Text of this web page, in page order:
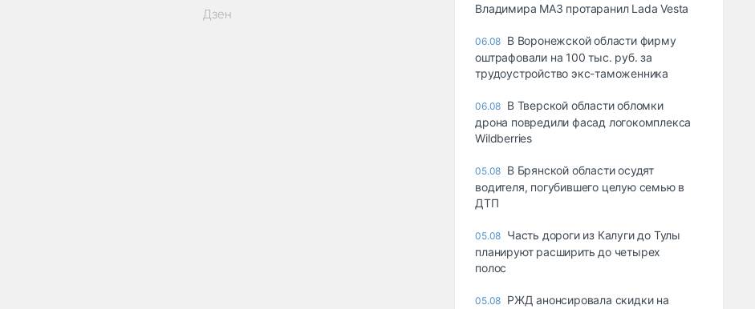
Дзен
Владимира МАЗ протаранил Lada Vesta
06.08 В Воронежской области фирму
оштрафовали на 100 тыс. руб. за
трудоустройство экс-таможенника
06.08 В Тверской области обломки
дрона повредили фасад логокомплекса
Wildberries
05.08 В Брянской области осудят
водителя, погубившего целую семью в
ДТП
05.08 Часть дороги из Калуги до Тулы
планируют расширить до четырех
полос
05.08 РЖД анонсировала скидки на